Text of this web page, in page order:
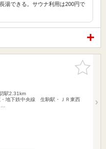
湯できる。サウナ利用は200円で
お気に入
りに追加
駅2.31km
地下鉄中央線 生駒駅・ＪＲ東西